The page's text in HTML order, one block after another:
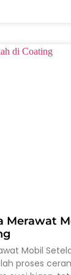
Merawat
Mobil
proses